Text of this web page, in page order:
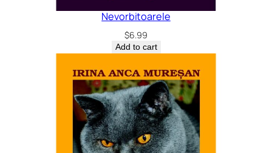
Nevorbitoarele
$6.99
Add to cart